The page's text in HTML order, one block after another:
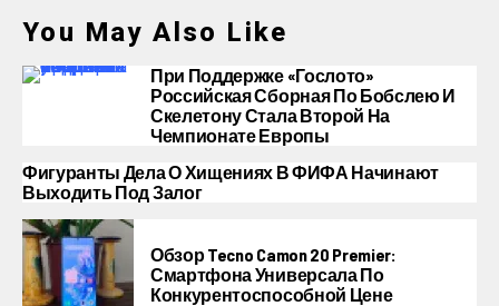
You May Also Like
При Поддержке «Гослото»
Российская Сборная По Бобслею И
Скелетону Стала Второй На
Чемпионате Европы
Фигуранты Дела О Хищениях В ФИФА Начинают
Выходить Под Залог
Обзор Tecno Camon 20 Premier:
Смартфона Универсала По
Конкурентоспособной Цене